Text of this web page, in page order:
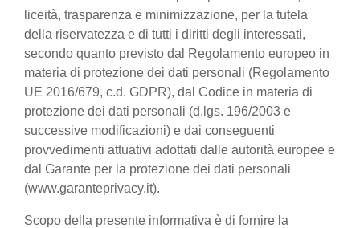
liceità, trasparenza e minimizzazione, per la tutela
della riservatezza e di tutti i diritti degli interessati,
secondo quanto previsto dal Regolamento europeo in
materia di protezione dei dati personali (Regolamento
UE 2016/679, c.d. GDPR), dal Codice in materia di
protezione dei dati personali (d.lgs. 196/2003 e
successive modificazioni) e dai conseguenti
provvedimenti attuativi adottati dalle autorità europee e
dal Garante per la protezione dei dati personali
(www.garanteprivacy.it).
Scopo della presente informativa è di fornire la